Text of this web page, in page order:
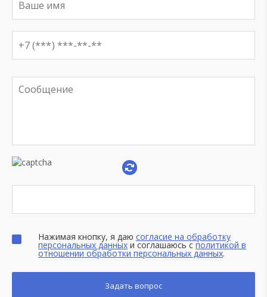
Нажимая кнопку, я даю согласие на обработку
персональных данных и соглашаюсь с политикой в
отношении обработки персональных данных.